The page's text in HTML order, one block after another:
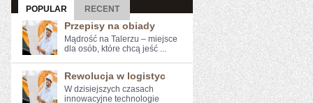
POPULAR RECENT
Przepisy na obiady
Mądrość na Talerzu – miejsce
dla osób, które chcą jeść ...
Rewolucja w logistyc
W dzisiejszych czasach
innowacyjne technologie⁢